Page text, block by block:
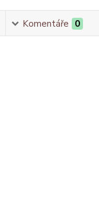
Komentáře 0